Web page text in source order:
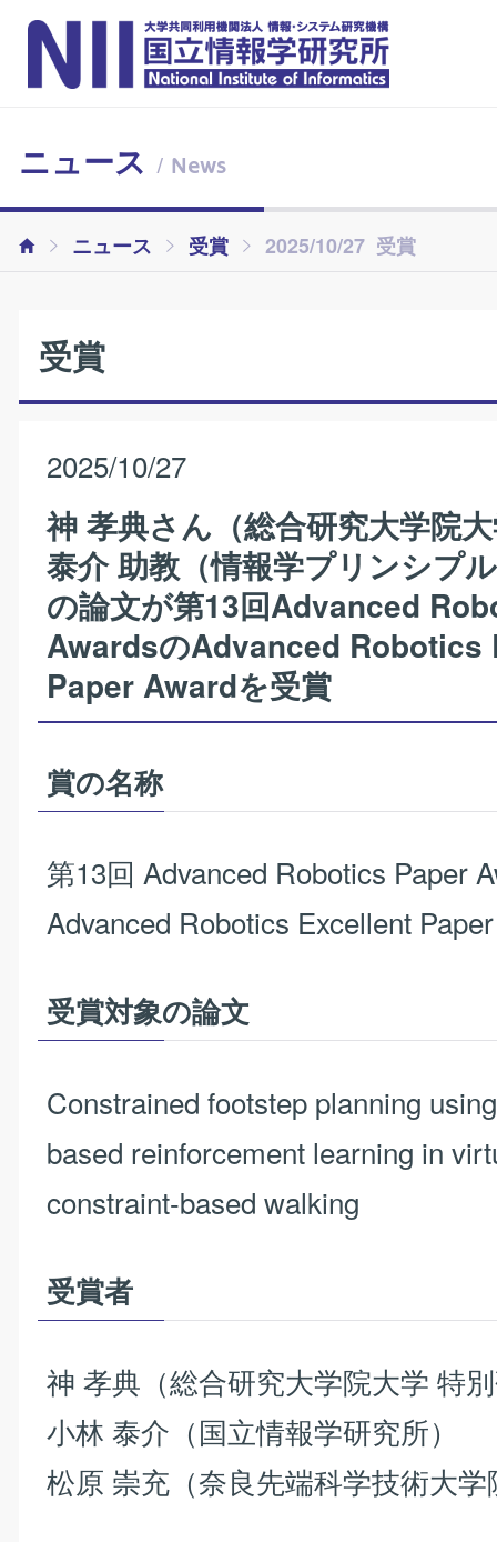
ニュース / News
ニュース 受賞 2025/10/27 受賞
受賞
2025/10/27
神 孝典さん（総合研究大学院
泰介 助教（情報学プリンシプ
の論文が第13回Advanced
AwardsのAdvanced Robotics
Paper Awardを受賞
賞の名称
第13回 Advanced Robotics Paper
Advanced Robotics Excellent
受賞対象の論文
Constrained footstep planning
based reinforcement learning in
constraint-based walking
受賞者
神 孝典（総合研究大学院大学 特
小林 泰介（国立情報学研究所）
松原 崇充（奈良先端科学技術大